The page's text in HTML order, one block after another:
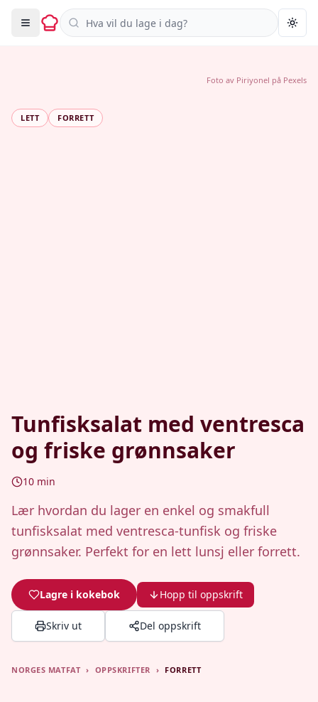
Søk i oppskrifter
LETT FORRETT
Tunfisksalat med ventresca
og friske grønnsaker
10 min
Lær hvordan du lager en enkel og smakfull
tunfisksalat med ventresca-tunfisk og friske
grønnsaker. Perfekt for en lett lunsj eller forrett.
Lagre i kokebok Hopp til oppskrift
Skriv ut Del oppskrift
Foto av Piriyonel på Pexels
NORGES MATFAT › OPPSKRIFTER › FORRETT